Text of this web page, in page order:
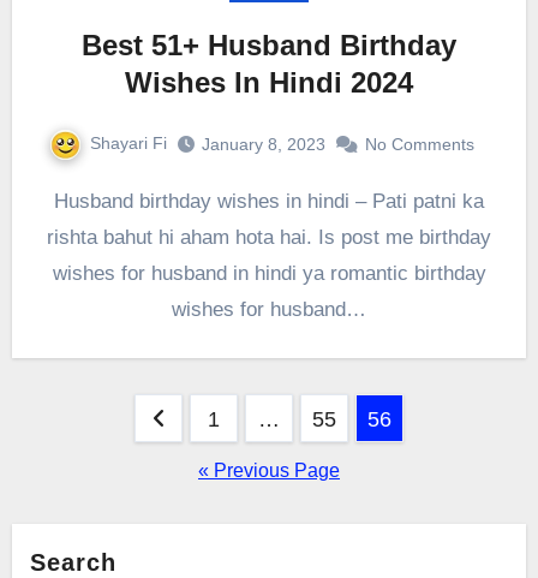
Best 51+ Husband Birthday
Wishes In Hindi 2024
Shayari Fi January 8, 2023 No Comments
Husband birthday wishes in hindi – Pati patni ka
rishta bahut hi aham hota hai. Is post me birthday
wishes for husband in hindi ya romantic birthday
wishes for husband…
pagination
1 … 55 56
« Previous Page
Search